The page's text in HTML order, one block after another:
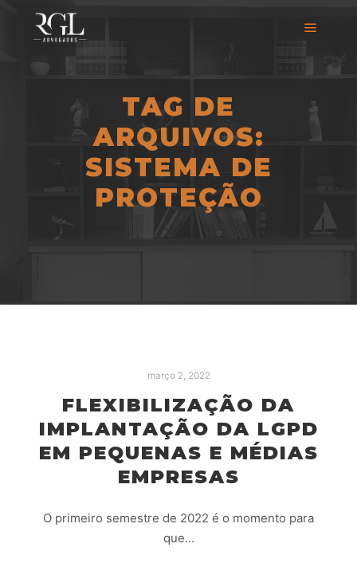
TAG DE
ARQUIVOS:
SISTEMA DE
PROTEÇÃO
março 2, 2022
FLEXIBILIZAÇÃO DA
IMPLANTAÇÃO DA LGPD
EM PEQUENAS E MÉDIAS
EMPRESAS
O primeiro semestre de 2022 é o momento para
que…